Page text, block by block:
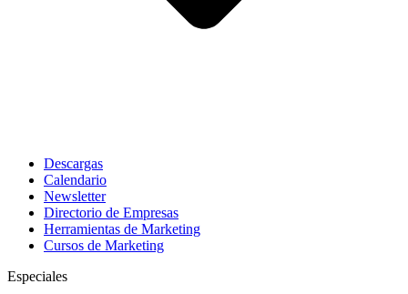
Descargas
Calendario
Newsletter
Directorio de Empresas
Herramientas de Marketing
Cursos de Marketing
Especiales